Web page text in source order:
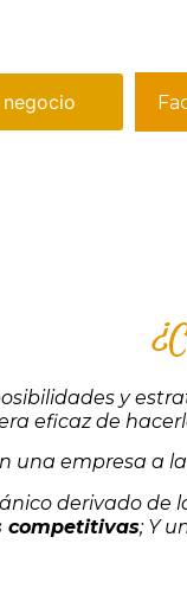
y
eficaz de
una empresa a
derivado de
competitivas; Y